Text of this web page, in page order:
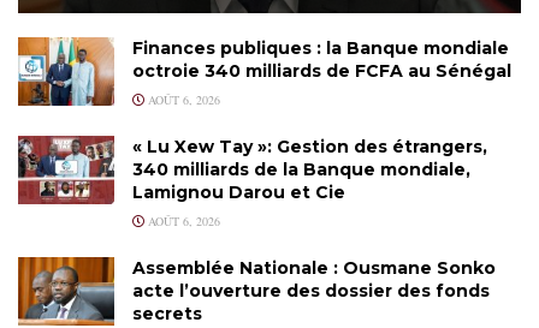
Finances publiques : la Banque mondiale
octroie 340 milliards de FCFA au Sénégal
AOÛT 6, 2026
« Lu Xew Tay »: Gestion des étrangers,
340 milliards de la Banque mondiale,
Lamignou Darou et Cie
AOÛT 6, 2026
Assemblée Nationale : Ousmane Sonko
acte l’ouverture des dossier des fonds
secrets